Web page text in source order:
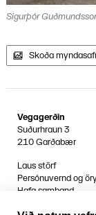
Sigurþór
Skoða
Vegagerðin
Suðurhraun 3
210 Garðabær
Laus störf
Persónuvernd og
Hafa samband